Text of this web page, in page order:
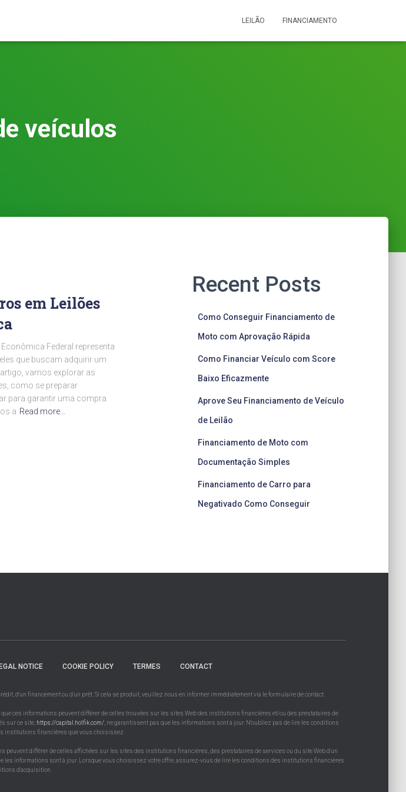
LEILÃO FINANCIAMENTO
veículos
em Leilões
Federal representa
que buscam adquirir um
vamos explorar as
como se preparar
para garantir uma compra
a Read more…
Recent Posts
Como Conseguir Financiamento de
Moto com Aprovação Rápida
Como Financiar Veículo com Score
Baixo Eficazmente
Aprove Seu Financiamento de Veículo
de Leilão
Financiamento de Moto com
Documentação Simples
Financiamento de Carro para
Negativado Como Conseguir
NOTICE COOKIE POLICY TERMES CONTACT
d'un financement ou d'un prêt. Si cela se produit, veuillez nous en informer immédiatement via le formulaire de contact.
ces informations peuvent différer de celles trouvées sur les sites Web des institutions financières et/ou des prestataires de
sur ce site, https://capital.holfik.com/ , ne garantissent pas que les informations sont à jour. N'oubliez pas de lire les conditions
institutions financières que vous choisissez.
différer de celles affichées sur les sites des institutions financières, des prestataires de services ou du site Web d'un
informations sont à jour. Lorsque vous choisissez votre offre, assurez-vous de lire les conditions des institutions financières
d'acquisition.